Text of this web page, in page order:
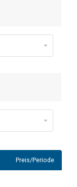
Preis/Periode